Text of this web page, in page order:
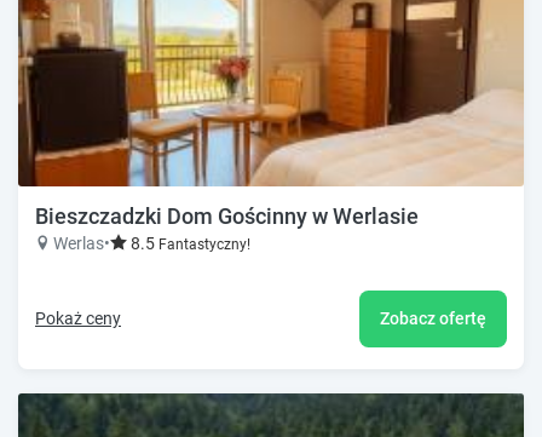
Bieszczadzki Dom Gościnny w Werlasie
Werlas• 8.5 Fantastyczny!
Pokaż ceny Zobacz ofertę